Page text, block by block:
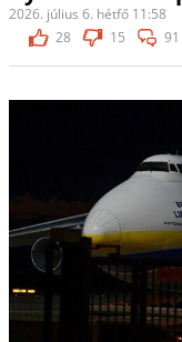
2026. július 6. hétfő 11:58
28
15 91